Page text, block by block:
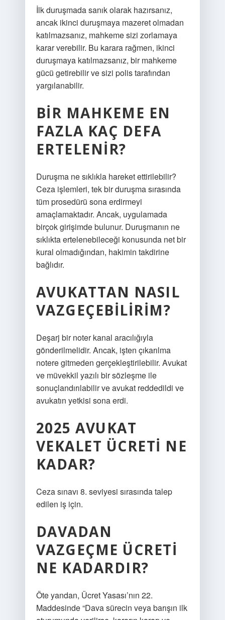
İlk duruşmada sanık olarak hazırsanız,
ancak ikinci duruşmaya mazeret olmadan
katılmazsanız, mahkeme sizi zorlamaya
karar verebilir. Bu karara rağmen, ikinci
duruşmaya katılmazsanız, bir mahkeme
gücü getirebilir ve sizi polis tarafından
yargılanabilir.
BIR MAHKEME EN
FAZLA KAÇ DEFA
ERTELENIR?
Duruşma ne sıklıkla hareket ettirilebilir?
Ceza işlemleri, tek bir duruşma sırasında
tüm prosedürü sona erdirmeyi
amaçlamaktadır. Ancak, uygulamada
birçok girişimde bulunur. Duruşmanın ne
sıklıkta ertelenebileceği konusunda net bir
kural olmadığından, hakimin takdirine
bağlıdır.
AVUKATTAN NASIL
VAZGEÇEBILIRIM?
Deşarj bir noter kanal aracılığıyla
gönderilmelidir. Ancak, işten çıkarılma
notere gitmeden gerçekleştirilebilir. Avukat
ve müvekkil yazılı bir sözleşme ile
sonuçlandırılabilir ve avukat reddedildi ve
avukatın yetkisi sona erdi.
2025 AVUKAT
VEKALET ÜCRETI NE
KADAR?
Ceza sınavı 8. seviyesi sırasında talep
edilen iş için.
DAVADAN
VAZGEÇME ÜCRETI
NE KADARDIR?
Öte yandan, Ücret Yasası’nın 22.
Maddesinde “Dava sürecin veya barışın ilk